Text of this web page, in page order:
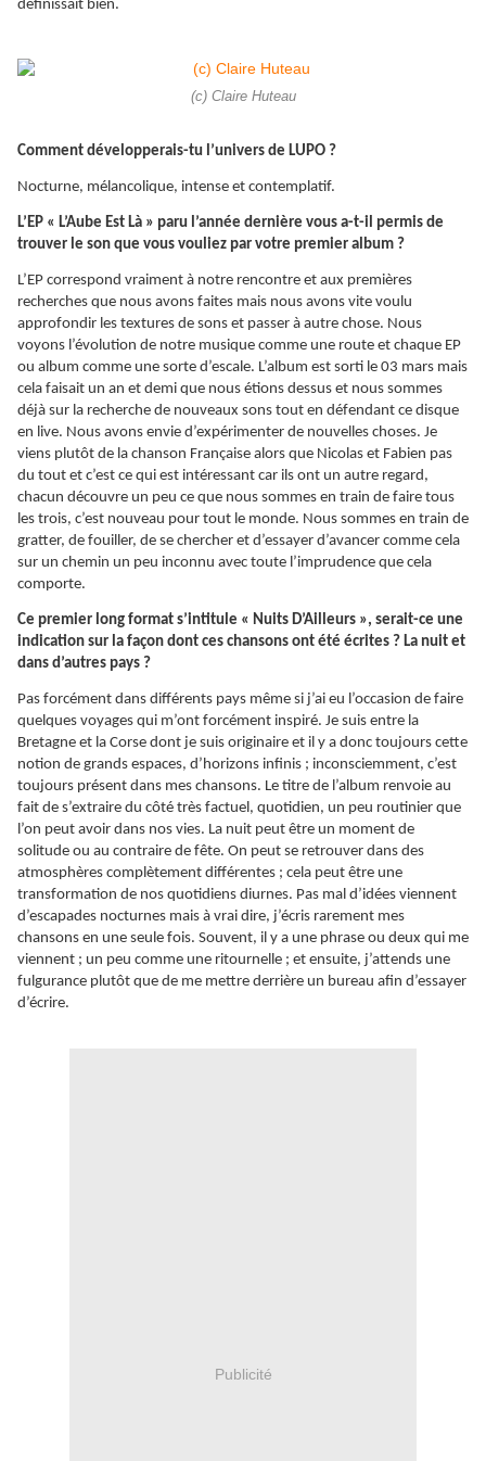
définissait bien.
(c) Claire Huteau
Comment développerais-tu l’univers de LUPO ?
Nocturne, mélancolique, intense et contemplatif.
L’EP « L’Aube Est Là » paru l’année dernière vous a-t-il permis de
trouver le son que vous vouliez par votre premier album ?
L’EP correspond vraiment à notre rencontre et aux premières
recherches que nous avons faites mais nous avons vite voulu
approfondir les textures de sons et passer à autre chose. Nous
voyons l’évolution de notre musique comme une route et chaque EP
ou album comme une sorte d’escale. L’album est sorti le 03 mars mais
cela faisait un an et demi que nous étions dessus et nous sommes
déjà sur la recherche de nouveaux sons tout en défendant ce disque
en live. Nous avons envie d’expérimenter de nouvelles choses. Je
viens plutôt de la chanson Française alors que Nicolas et Fabien pas
du tout et c’est ce qui est intéressant car ils ont un autre regard,
chacun découvre un peu ce que nous sommes en train de faire tous
les trois, c’est nouveau pour tout le monde. Nous sommes en train de
gratter, de fouiller, de se chercher et d’essayer d’avancer comme cela
sur un chemin un peu inconnu avec toute l’imprudence que cela
comporte.
Ce premier long format s’intitule « Nuits D’Ailleurs », serait-ce une
indication sur la façon dont ces chansons ont été écrites ? La nuit et
dans d’autres pays ?
Pas forcément dans différents pays même si j’ai eu l’occasion de faire
quelques voyages qui m’ont forcément inspiré. Je suis entre la
Bretagne et la Corse dont je suis originaire et il y a donc toujours cette
notion de grands espaces, d’horizons infinis ; inconsciemment, c’est
toujours présent dans mes chansons. Le titre de l’album renvoie au
fait de s’extraire du côté très factuel, quotidien, un peu routinier que
l’on peut avoir dans nos vies. La nuit peut être un moment de
solitude ou au contraire de fête. On peut se retrouver dans des
atmosphères complètement différentes ; cela peut être une
transformation de nos quotidiens diurnes. Pas mal d’idées viennent
d’escapades nocturnes mais à vrai dire, j’écris rarement mes
chansons en une seule fois. Souvent, il y a une phrase ou deux qui me
viennent ; un peu comme une ritournelle ; et ensuite, j’attends une
fulgurance plutôt que de me mettre derrière un bureau afin d’essayer
d’écrire.
Publicité